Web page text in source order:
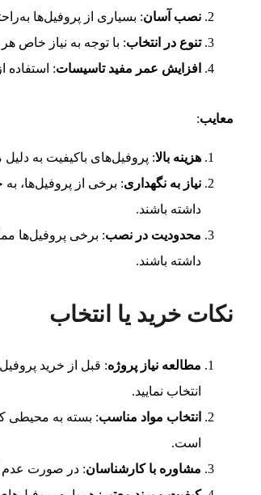
نصب آسان: بسیاری از پروفیل‌ها
تنوع در انتخاب: با توجه به نیاز خاص
افزایش عمر مفید تاسیسات:
معایب:
هزینه بالا: پروفیل‌های باکیفیت به دلیل
نیاز به نگهداری: برخی از پروفیل‌ها،
داشته باشند.
محدودیت در نصب: برخی پروفیل‌ها
داشته باشند.
نکات خرید یا انتخاب
مطالعه نیاز پروژه: قبل از خرید
انتخاب نمایید.
انتخاب مواد مناسب: بسته به محیطی
است.
مشاوره با کارشناسان: در صورت عدم